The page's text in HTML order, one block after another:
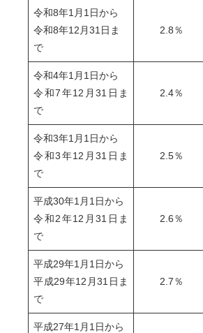
令和8年1月1日から
令和8年12月31日ま
で
2.8％
令和4年1月1日から
令和7年12月31日ま
で
2.4％
令和3年1月1日から
令和3年12月31日ま
で
2.5％
平成30年1月1日から
令和2年12月31日ま
で
2.6％
平成29年1月1日から
平成29年12月31日ま
で
2.7％
平成27年1月1日から